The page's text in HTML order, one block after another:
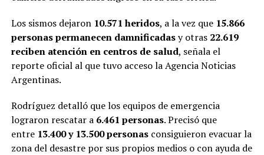
Los sismos dejaron 10.571 heridos, a la vez que 15.866
personas permanecen damnificadasy otras 22.619
reciben atención en centros de salud, señala el
reporte oficial al que tuvo acceso la Agencia Noticias
Argentinas.
Rodríguez detalló que los equipos de emergencia
lograron rescatar a 6.461 personas. Precisó que
entre 13.400 y 13.500 personasconsiguieron evacuar la
zona del desastre por sus propios medios o con ayuda de